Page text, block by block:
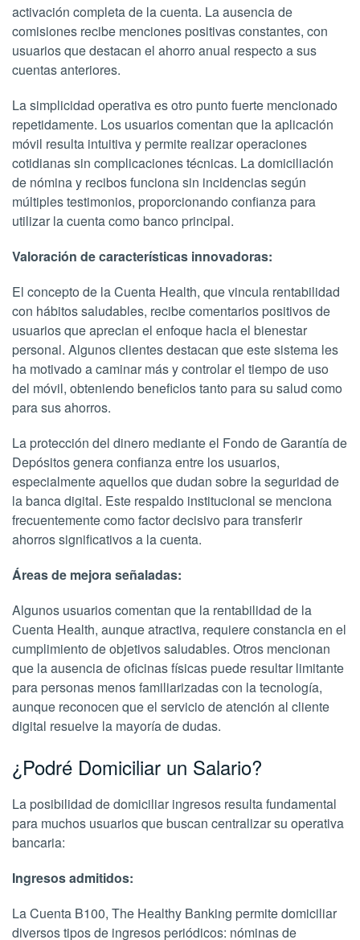
activación completa de la cuenta. La ausencia de
comisiones recibe menciones positivas constantes, con
usuarios que destacan el ahorro anual respecto a sus
cuentas anteriores.
La simplicidad operativa es otro punto fuerte mencionado
repetidamente. Los usuarios comentan que la aplicación
móvil resulta intuitiva y permite realizar operaciones
cotidianas sin complicaciones técnicas. La domiciliación
de nómina y recibos funciona sin incidencias según
múltiples testimonios, proporcionando confianza para
utilizar la cuenta como banco principal.
Valoración de características innovadoras:
El concepto de la Cuenta Health, que vincula rentabilidad
con hábitos saludables, recibe comentarios positivos de
usuarios que aprecian el enfoque hacia el bienestar
personal. Algunos clientes destacan que este sistema les
ha motivado a caminar más y controlar el tiempo de uso
del móvil, obteniendo beneficios tanto para su salud como
para sus ahorros.
La protección del dinero mediante el Fondo de Garantía de
Depósitos genera confianza entre los usuarios,
especialmente aquellos que dudan sobre la seguridad de
la banca digital. Este respaldo institucional se menciona
frecuentemente como factor decisivo para transferir
ahorros significativos a la cuenta.
Áreas de mejora señaladas:
Algunos usuarios comentan que la rentabilidad de la
Cuenta Health, aunque atractiva, requiere constancia en el
cumplimiento de objetivos saludables. Otros mencionan
que la ausencia de oficinas físicas puede resultar limitante
para personas menos familiarizadas con la tecnología,
aunque reconocen que el servicio de atención al cliente
digital resuelve la mayoría de dudas.
¿Podré Domiciliar un Salario?
La posibilidad de domiciliar ingresos resulta fundamental
para muchos usuarios que buscan centralizar su operativa
bancaria:
Ingresos admitidos:
La Cuenta B100, The Healthy Banking permite domiciliar
diversos tipos de ingresos periódicos: nóminas de